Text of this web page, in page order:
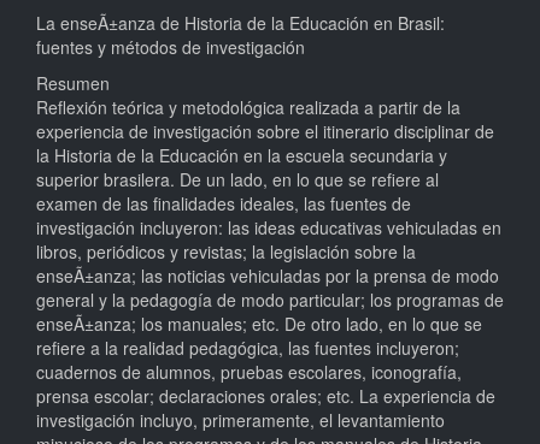
La enseÃ±anza de Historia de la Educación en Brasil:
fuentes y métodos de investigación
Resumen
Reflexión teórica y metodológica realizada a partir de la
experiencia de investigación sobre el itinerario disciplinar de
la Historia de la Educación en la escuela secundaria y
superior brasilera. De un lado, en lo que se refiere al
examen de las finalidades ideales, las fuentes de
investigación incluyeron: las ideas educativas vehiculadas en
libros, periódicos y revistas; la legislación sobre la
enseÃ±anza; las noticias vehiculadas por la prensa de modo
general y la pedagogía de modo particular; los programas de
enseÃ±anza; los manuales; etc. De otro lado, en lo que se
refiere a la realidad pedagógica, las fuentes incluyeron;
cuadernos de alumnos, pruebas escolares, iconografía,
prensa escolar; declaraciones orales; etc. La experiencia de
investigación incluyo, primeramente, el levantamiento